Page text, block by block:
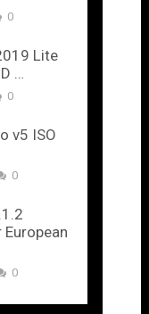
0
Lite
…
0
v5 ISO
0
0